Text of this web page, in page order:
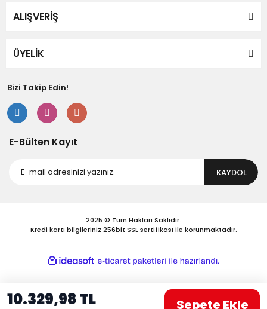
10.329,98 TL Sepete Ekle
Ürün bilgilerinde hatalar bulunuyor.
Bu ürüne benzer farklı alternatifler olmalı.
ALIŞVERİŞ
ÜYELİK
Bizi Takip Edin!
E-Bülten Kayıt
KAYDOL
2025 © Tüm Hakları Saklıdır.
Kredi kartı bilgileriniz 256bit SSL sertifikası ile korunmaktadır.
ideasoft
e-
paketleri